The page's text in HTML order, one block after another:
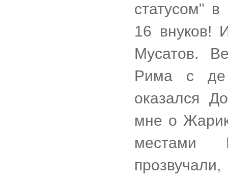
статусом"
16 внуков!
Мусатов.
Рима с де
оказался
мне о
местами